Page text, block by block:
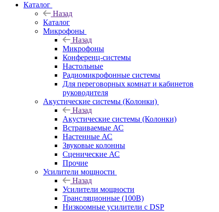
Каталог
Назад
Каталог
Микрофоны
Назад
Микрофоны
Конференц-системы
Настольные
Радиомикрофонные системы
Для переговорных комнат и кабинетов
руководителя
Акустические системы (Колонки)
Назад
Акустические системы (Колонки)
Встраиваемые АС
Настенные АС
Звуковые колонны
Сценические АС
Прочие
Усилители мощности
Назад
Усилители мощности
Трансляционные (100В)
Низкоомные усилители с DSP